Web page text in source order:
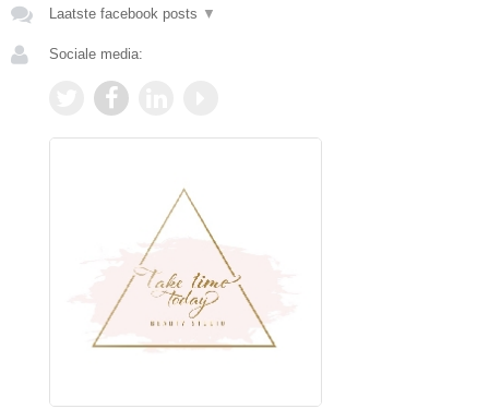
Laatste facebook posts ▼
Sociale media: